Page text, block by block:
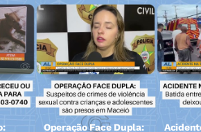
Operação Face Dupla: